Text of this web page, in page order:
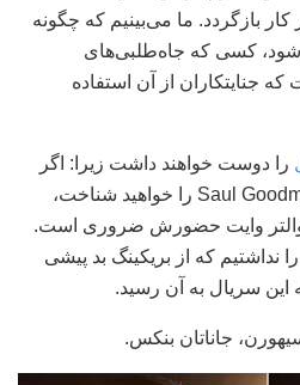
بازگردد. ما می‌بینیم که چگونه
کسی که جاه‌طلبی‌های
جنایتکاران از آن استفاده
را دوست خواهند داشت زیرا: اگر
بریکینگ بد را دیده باشید، Saul Goodman را خواهید شناخت،
وایت حضورش ضروری است.
نداشتیم که از بریکینگ بد پیشی
این سریال به آن رسید.
جاناتان بنکس.